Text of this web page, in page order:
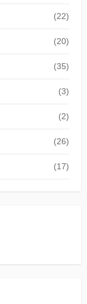
(22)
(20)
(35)
(3)
(2)
(26)
(17)